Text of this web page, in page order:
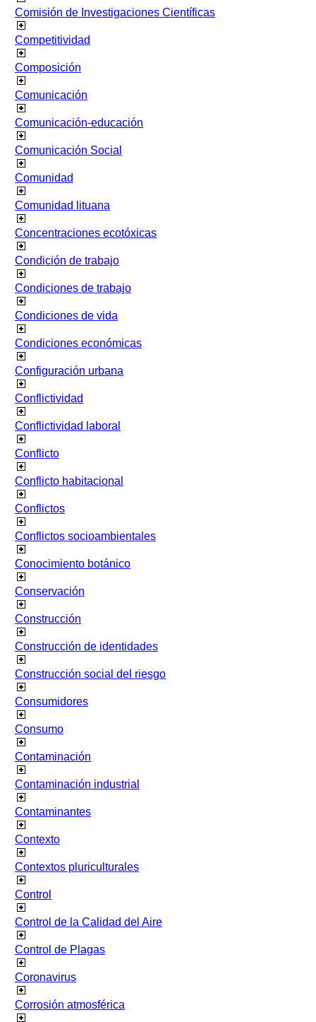
Comisión de Investigaciones Científicas
Competitividad
Composición
Comunicación
Comunicación-educación
Comunicación Social
Comunidad
Comunidad lituana
Concentraciones ecotóxicas
Condición de trabajo
Condiciones de trabajo
Condiciones de vida
Condiciones económicas
Configuración urbana
Conflictividad
Conflictividad laboral
Conflicto
Conflicto habitacional
Conflictos
Conflictos socioambientales
Conocimiento botánico
Conservación
Construcción
Construcción de identidades
Construcción social del riesgo
Consumidores
Consumo
Contaminación
Contaminación industrial
Contaminantes
Contexto
Contextos pluriculturales
Control
Control de la Calidad del Aire
Control de Plagas
Coronavirus
Corrosión atmosférica